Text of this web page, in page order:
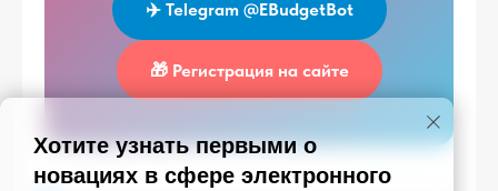
Хотите узнать первыми о
новациях в сфере электронного
✈️ Telegram @EBudgetBot
🎁 Регистрация на сайте